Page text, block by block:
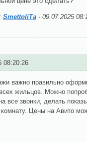
SmettoliTa- 09.07.2025
08:20:26
важно правильно
жильцов. Можно
все звонки, делать
комнату. Цены на Авито